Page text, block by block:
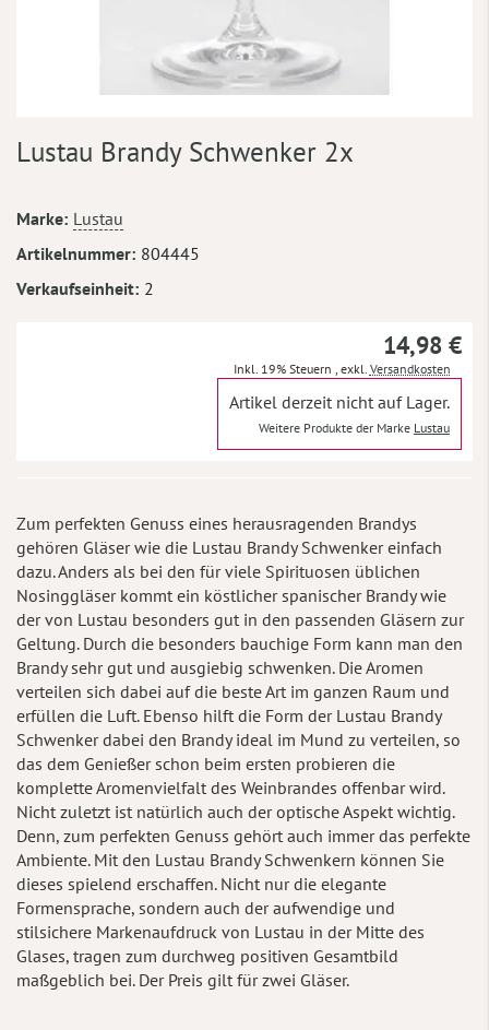
Anfang
springen
Lustau Brandy Schwenker 2x
Mehr
Informationen
Marke Lustau
Artikelnummer 804445
Verkaufseinheit 2
14,98 €
Inkl. 19% Steuern exkl. Versandkosten
Artikel derzeit nicht auf Lager.
Weitere Produkte der Marke Lustau
Zum perfekten Genuss eines herausragenden Brandys
gehören Gläser wie die Lustau Brandy Schwenker einfach
dazu. Anders als bei den für viele Spirituosen üblichen
Nosinggläser kommt ein köstlicher spanischer Brandy wie
der von Lustau besonders gut in den passenden Gläsern zur
Geltung. Durch die besonders bauchige Form kann man den
Brandy sehr gut und ausgiebig schwenken. Die Aromen
verteilen sich dabei auf die beste Art im ganzen Raum und
erfüllen die Luft. Ebenso hilft die Form der Lustau Brandy
Schwenker dabei den Brandy ideal im Mund zu verteilen, so
das dem Genießer schon beim ersten probieren die
komplette Aromenvielfalt des Weinbrandes offenbar wird.
Nicht zuletzt ist natürlich auch der optische Aspekt wichtig.
Denn, zum perfekten Genuss gehört auch immer das perfekte
Ambiente. Mit den Lustau Brandy Schwenkern können Sie
dieses spielend erschaffen. Nicht nur die elegante
Formensprache, sondern auch der aufwendige und
stilsichere Markenaufdruck von Lustau in der Mitte des
Glases, tragen zum durchweg positiven Gesamtbild
maßgeblich bei. Der Preis gilt für zwei Gläser.